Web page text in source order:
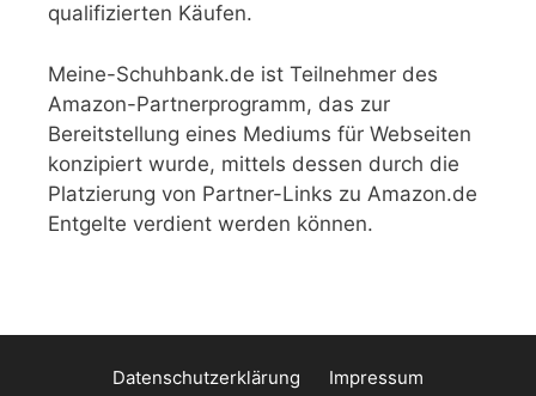
qualifizierten Käufen.
Meine-Schuhbank.de ist Teilnehmer des
Amazon-Partnerprogramm, das zur
Bereitstellung eines Mediums für Webseiten
konzipiert wurde, mittels dessen durch die
Platzierung von Partner-Links zu Amazon.de
Entgelte verdient werden können.
Datenschutzerklärung Impressum